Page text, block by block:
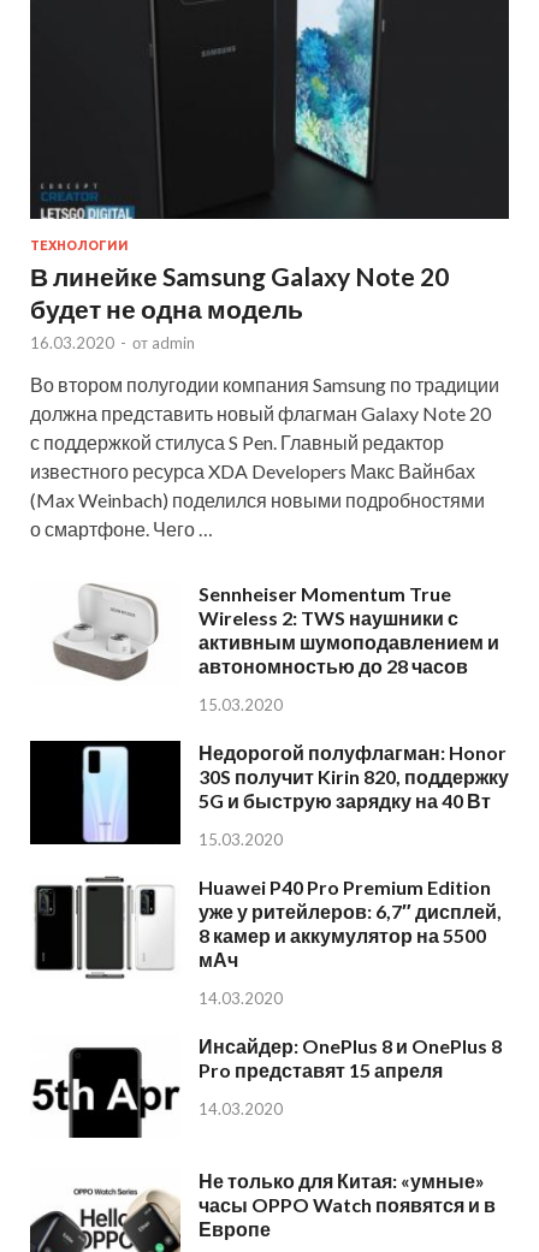
ТЕХНОЛОГИИ
В линейке Samsung Galaxy Note 20
будет не одна модель
16.03.2020 - от admin
Во втором полугодии компания Samsung по традиции
должна представить новый флагман Galaxy Note 20
с поддержкой стилуса S Pen. Главный редактор
известного ресурса XDA Developers Макс Вайнбах
(Max Weinbach) поделился новыми подробностями
о смартфоне. Чего …
Sennheiser Momentum True
Wireless 2: TWS наушники с
активным шумоподавлением и
автономностью до 28 часов
15.03.2020
Недорогой полуфлагман: Honor
30S получит Kirin 820, поддержку
5G и быструю зарядку на 40 Вт
15.03.2020
Huawei P40 Pro Premium Edition
уже у ритейлеров: 6,7″ дисплей,
8 камер и аккумулятор на 5500
мАч
14.03.2020
Инсайдер: OnePlus 8 и OnePlus 8
Pro представят 15 апреля
14.03.2020
Не только для Китая: «умные»
часы OPPO Watch появятся и в
Европе